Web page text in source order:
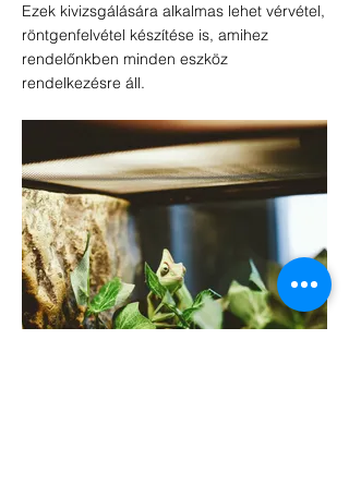
Ezek kivizsgálására alkalmas lehet vérvétel,
röntgenfelvétel készítése is, amihez
rendelőnkben minden eszköz
rendelkezésre áll.